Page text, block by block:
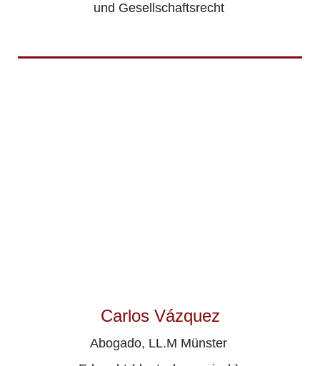
und Gesellschaftsrecht
Carlos Vázquez
Abogado, LL.M Münster